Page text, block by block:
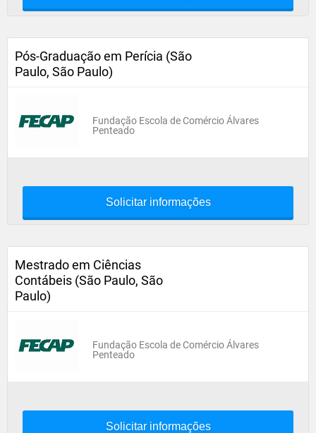
Pós-Graduação em Perícia (São
Paulo, São Paulo)
Fundação Escola de Comércio Álvares
Penteado
Solicitar informações
Mestrado em Ciências
Contábeis (São Paulo, São
Paulo)
Fundação Escola de Comércio Álvares
Penteado
Solicitar informações